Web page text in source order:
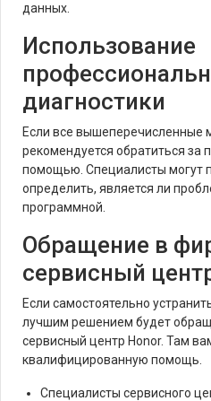
данных.
Использование
диагностики
Если все вышеперечисленные
рекомендуется обратиться за
помощью. Специалисты могут
определить, является ли
программной.
Обращение в
сервисный
Если самостоятельно
лучшим решением будет
сервисный центр Honor. Там
квалифицированную помощь.
Специалисты сервисного